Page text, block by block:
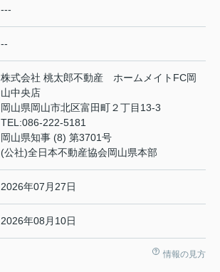
---
--
株式会社 桃太郎不動産 ホームメイトFC岡
山中央店
岡山県岡山市北区富田町２丁目13-3
TEL:086-222-5181
岡山県知事 (8) 第3701号
(公社)全日本不動産協会岡山県本部
2026年07月27日
2026年08月10日
情報の見方